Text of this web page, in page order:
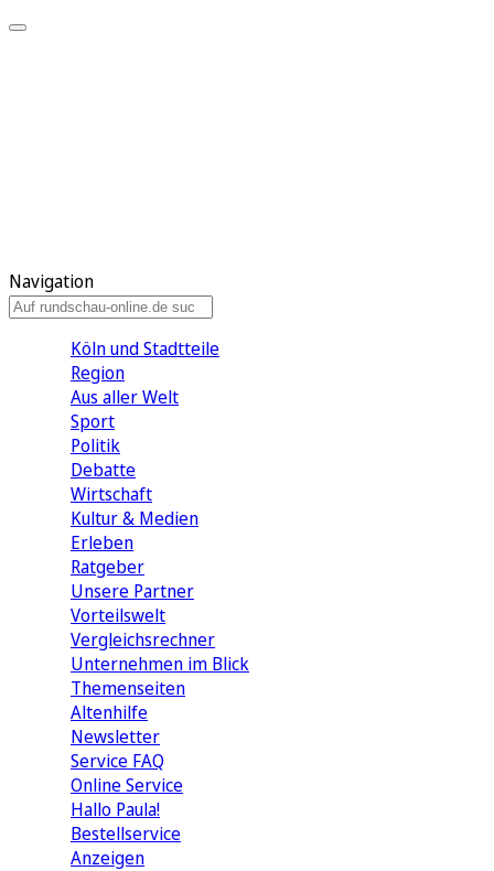
Navigation
Köln und Stadtteile
Region
Aus aller Welt
Sport
Politik
Debatte
Wirtschaft
Kultur & Medien
Erleben
Ratgeber
Unsere Partner
Vorteilswelt
Vergleichsrechner
Unternehmen im Blick
Themenseiten
Altenhilfe
Newsletter
Service FAQ
Online Service
Hallo Paula!
Bestellservice
Anzeigen